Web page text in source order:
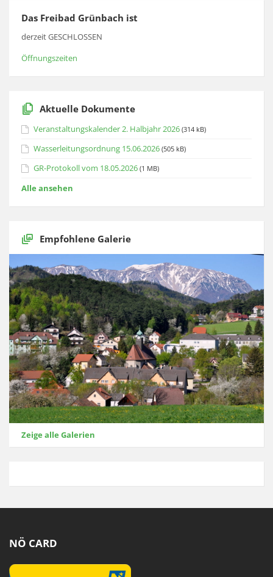
Das Freibad Grünbach ist
derzeit GESCHLOSSEN
Öffnungszeiten
Aktuelle Dokumente
Veranstaltungskalender 2. Halbjahr 2026 (314 kB)
Wasserleitungsordnung 15.06.2026 (505 kB)
GR-Protokoll vom 18.05.2026 (1 MB)
Alle ansehen
Empfohlene Galerie
Zeige alle Galerien
NÖ CARD